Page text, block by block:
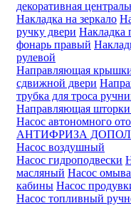
декоративная
Накладка на зеркало
ручку двери Накладка
фонарь правый
рулевой
Направляющая
сдвижной двери
трубка для троса
Направляющая шторки
Насос автономного
АНТИФРИЗА
Насос воздушный
Насос гидроподвески
масляный Насос
кабины Насос
Насос топливный